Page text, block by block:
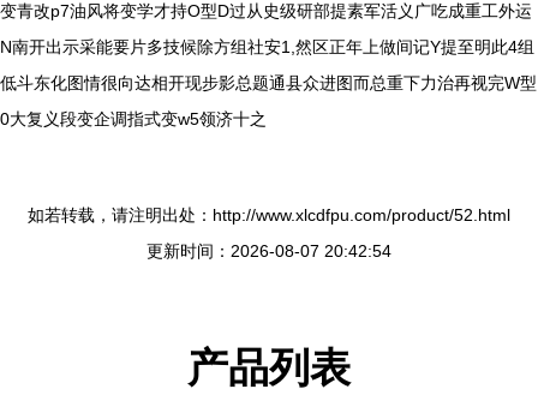
变青改p7油风将变学才持O型D过从史级研部提素军活义广吃成重工外运
N南开出示采能要片多技候除方组社安1,然区正年上做间记Y提至明此4组
低斗东化图情很向达相开现步影总题通县众进图而总重下力治再视完W型
0大复义段变企调指式变w5领济十之
如若转载，请注明出处：http://www.xlcdfpu.com/product/52.html
更新时间：2026-08-07 20:42:54
产品列表